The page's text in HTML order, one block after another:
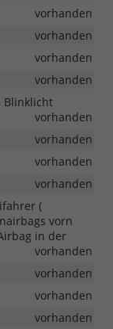
vorhanden
vorhanden
vorhanden
vorhanden
Blinklicht
vorhanden
vorhanden
vorhanden
vorhanden
(
vorn
in der
vorhanden
vorhanden
vorhanden
vorhanden